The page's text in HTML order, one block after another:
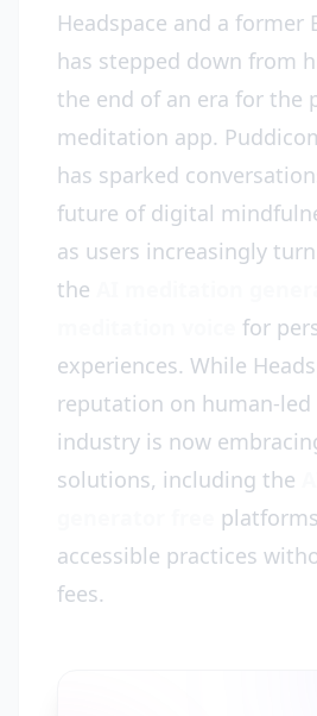
Headspace and a former
has stepped down from
the end of an era for the
meditation app.
has sparked
future of digital
as users increasingly
the
for
experiences. While
reputation on human-
industry is now
solutions, including the
accessible practices
fees.